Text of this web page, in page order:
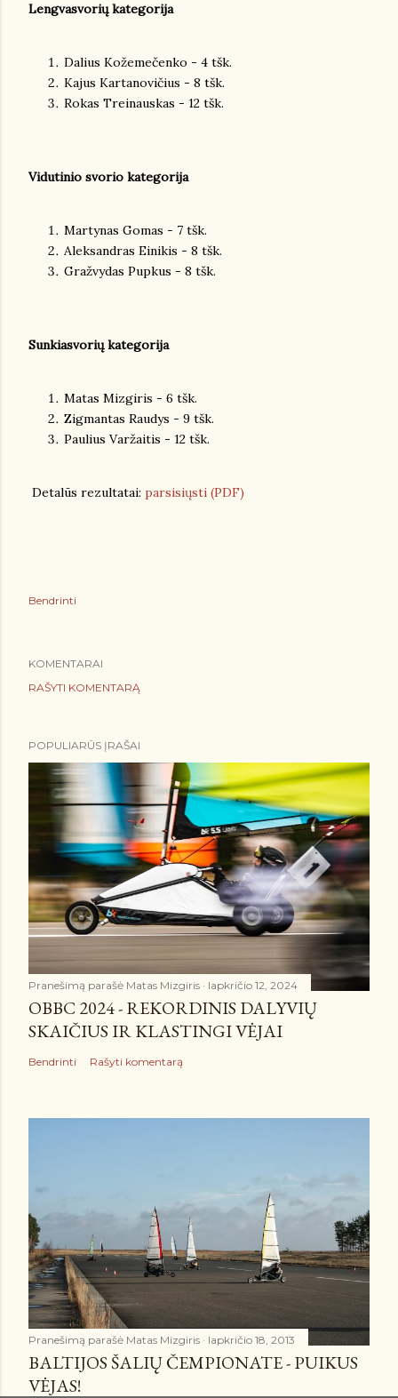
Lengvasvorių kategorija
Dalius Kožemečenko - 4 tšk.
Kajus Kartanovičius - 8 tšk.
Rokas Treinauskas - 12 tšk.
Vidutinio svorio kategorija
Martynas Gomas - 7 tšk.
Aleksandras Einikis - 8 tšk.
Gražvydas Pupkus - 8 tšk.
Sunkiasvorių kategorija
Matas Mizgiris - 6 tšk.
Zigmantas Raudys - 9 tšk.
Paulius Varžaitis - 12 tšk.
Detalūs rezultatai: parsisiųsti (PDF)
Bendrinti
KOMENTARAI
RAŠYTI KOMENTARĄ
POPULIARŪS ĮRAŠAI
Pranešimą parašė Matas Mizgiris lapkričio 12, 2024
OBBC 2024 - REKORDINIS DALYVIŲ
SKAIČIUS IR KLASTINGI VĖJAI
Bendrinti Rašyti komentarą
Pranešimą parašė Matas Mizgiris lapkričio 18, 2013
BALTIJOS ŠALIŲ ČEMPIONATE - PUIKUS
VĖJAS!